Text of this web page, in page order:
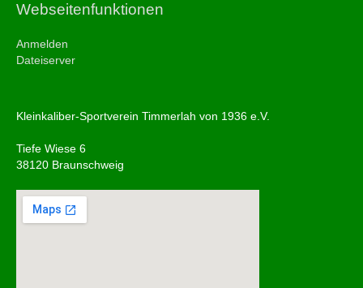
Webseitenfunktionen
Anmelden
Dateiserver
Kleinkaliber-Sportverein Timmerlah von 1936 e.V.
Tiefe Wiese 6
38120 Braunschweig